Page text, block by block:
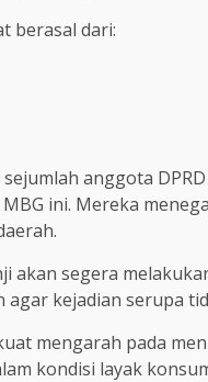
berasal dari:
anggota
ini. Mereka
akan segera
kejadian serupa
mengarah pada
kondisi layak